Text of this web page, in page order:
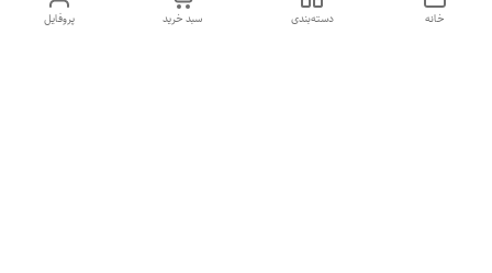
پروفایل سبد خرید دسته‌بندی خانه